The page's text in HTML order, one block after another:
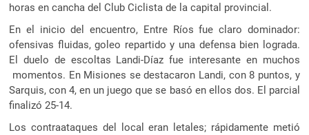
horas en cancha del Club Ciclista de la capital provincial.
En el inicio del encuentro, Entre Ríos fue claro dominador:
ofensivas fluidas, goleo repartido y una defensa bien lograda.
El duelo de escoltas Landi-Díaz fue interesante en muchos
momentos. En Misiones se destacaron Landi, con 8 puntos, y
Sarquis, con 4, en un juego que se basó en ellos dos. El parcial
finalizó 25-14.
Los contraataques del local eran letales; rápidamente metió